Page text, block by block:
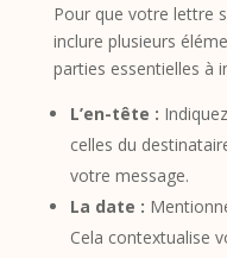
Pour que votre lettre
inclure plusieurs
parties essentielles à
L’en-tête :
celles du
votre message.
La date :
Cela contextualise